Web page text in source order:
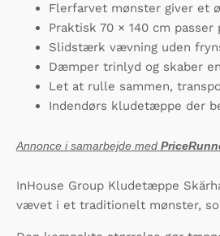
Flerfarvet mønster giver et
Praktisk 70 × 140 cm
Slidstærk vævning uden
Dæmper trinlyd og skaber
Let at rulle sammen,
Indendørs kludetæppe der
Annonce i samarbejde med
InHouse Group Kludetæppe
vævet i et traditionelt mønster,